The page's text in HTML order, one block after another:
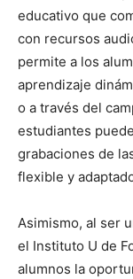
educativo que
con recursos
permite a los
aprendizaje
o a través del
estudiantes
grabaciones de
flexible y
Asimismo, al ser
el Instituto U de
alumnos la